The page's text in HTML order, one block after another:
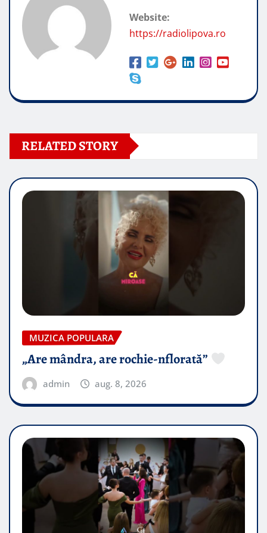
Website:
https://radiolipova.ro
RELATED STORY
MUZICA POPULARA
„Are mândra, are rochie-nflorată”
admin aug. 8, 2026